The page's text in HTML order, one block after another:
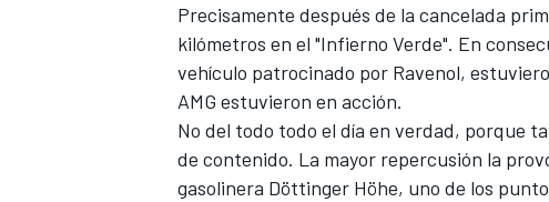
WRC
Precisamente después de la cancelada
kilómetros en el "Infierno Verde". En
vehículo patrocinado por Ravenol,
AMG estuvieron en acción.
No del todo todo el día en verdad, porque
de contenido. La mayor repercusión la
gasolinera Döttinger Höhe, uno de los